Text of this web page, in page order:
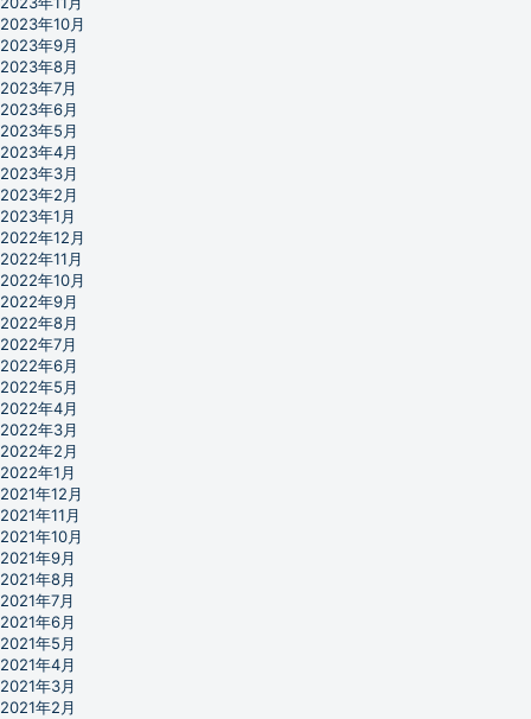
2023年10月
2023年9月
2023年8月
2023年7月
2023年6月
2023年5月
2023年4月
2023年3月
2023年2月
2023年1月
2022年12月
2022年11月
2022年10月
2022年9月
2022年8月
2022年7月
2022年6月
2022年5月
2022年4月
2022年3月
2022年2月
2022年1月
2021年12月
2021年11月
2021年10月
2021年9月
2021年8月
2021年7月
2021年6月
2021年5月
2021年4月
2021年3月
2021年2月